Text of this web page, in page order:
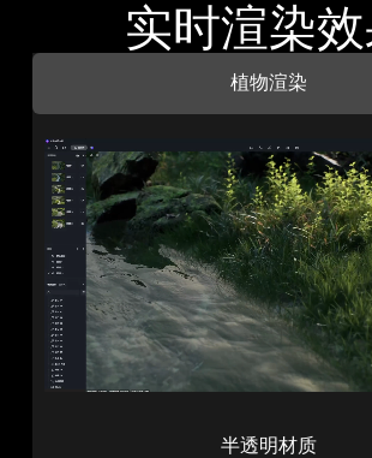
实时渲染
植物渲染
半透明材质